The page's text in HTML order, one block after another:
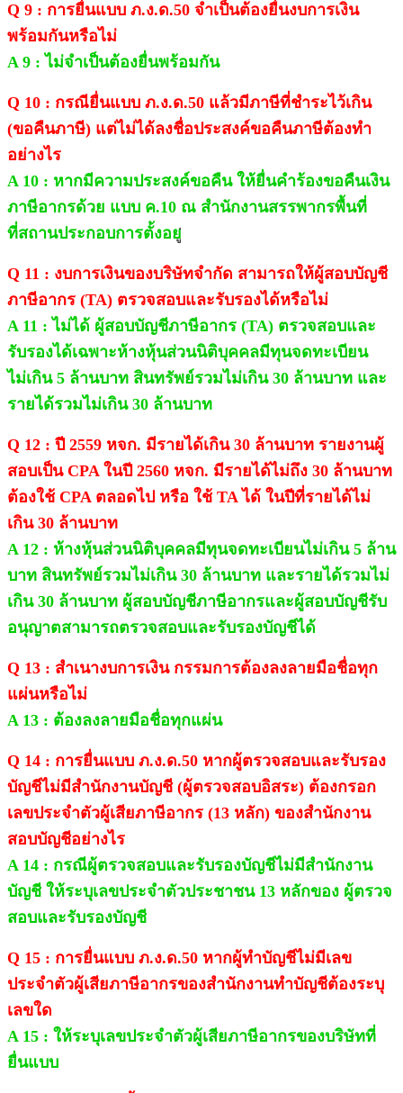
Q 9 : การยื่นแบบ ภ.ง.ด.50 จำเป็นต้องยื่นงบการเงิน
พร้อมกันหรือไม่
A 9 : ไม่จำเป็นต้องยื่นพร้อมกัน
Q 10 : กรณียื่นแบบ ภ.ง.ด.50 แล้วมีภาษีที่ชำระไว้เกิน
(ขอคืนภาษี) แต่ไม่ได้ลงชื่อประสงค์ขอคืนภาษีต้องทำ
อย่างไร
A 10 : หากมีความประสงค์ขอคืน ให้ยื่นคำร้องขอคืนเงิน
ภาษีอากรด้วย แบบ ค.10 ณ สำนักงานสรรพากรพื้นที่
ที่สถานประกอบการตั้งอย
Q 11 : งบการเงินของบริษัทจำกัด สามารถให้ผู้สอบบัญชี
ภาษีอากร (TA) ตรวจสอบและรับรองได้หรือไม่
A 11 : ไม่ได้ ผู้สอบบัญชีภาษีอากร (TA) ตรวจสอบและ
รับรองได้เฉพาะห้างหุ้นส่วนนิติบุคคลมีทุนจดทะเบียน
ไม่เกิน 5 ล้านบาท สินทรัพย์รวมไม่เกิน 30 ล้านบาท และ
รายได้รวมไม่เกิน 30 ล้านบาท
Q 12 : ปี 2559 หจก. มีรายได้เกิน 30 ล้านบาท รายงานผู้
สอบเป็น CPA ในปี 2560 หจก. มีรายได้ไม่ถึง 30 ล้านบาท
ต้องใช้ CPA ตลอดไป หรือ ใช้ TA ได้ ในปีที่รายได้ไม่
เกิน 30 ล้านบาท
A 12 : ห้างหุ้นส่วนนิติบุคคลมีทุนจดทะเบียนไม่เกิน 5 ล้าน
บาท สินทรัพย์รวมไม่เกิน 30 ล้านบาท และรายได้รวมไม่
เกิน 30 ล้านบาท ผู้สอบบัญชีภาษีอากรและผู้สอบบัญชีรับ
อนุญาตสามารถตรวจสอบและรับรองบัญชีได
Q 13 : สำเนางบการเงิน กรรมการต้องลงลายมือชื่อทุก
แผ่นหรือไม่
A 13 : ต้องลงลายมือชื่อทุกแผ่น
Q 14 : การยื่นแบบ ภ.ง.ด.50 หากผู้ตรวจสอบและรับรอง
บัญชีไม่มีสำนักงานบัญชี (ผู้ตรวจสอบอิสระ) ต้องกรอก
เลขประจำตัวผู้เสียภาษีอากร (13 หลัก) ของสำนักงาน
สอบบัญชีอย่างไร
A 14 : กรณีผู้ตรวจสอบและรับรองบัญชีไม่มีสำนักงาน
บัญชี ให้ระบุเลขประจำตัวประชาชน 13 หลักของ ผู้ตรวจ
สอบและรับรองบัญชี
Q 15 : การยื่นแบบ ภ.ง.ด.50 หากผู้ทำบัญชีไม่มีเลข
ประจำตัวผู้เสียภาษีอากรของสำนักงานทำบัญชีต้องระบุ
เลขใด
A 15 : ให้ระบุเลขประจำตัวผู้เสียภาษีอากรของบริษัทที่
ยื่นแบบ